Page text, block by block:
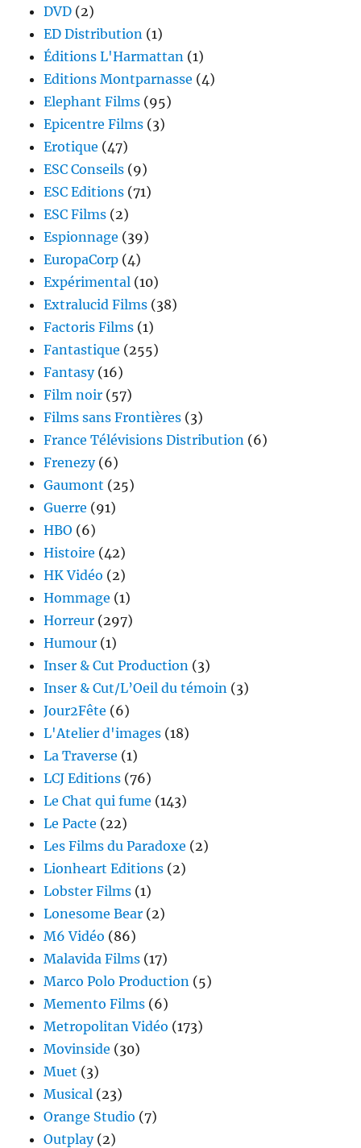
DVD (2)
ED Distribution (1)
Éditions L'Harmattan (1)
Editions Montparnasse (4)
Elephant Films (95)
Epicentre Films (3)
Erotique (47)
ESC Conseils (9)
ESC Editions (71)
ESC Films (2)
Espionnage (39)
EuropaCorp (4)
Expérimental (10)
Extralucid Films (38)
Factoris Films (1)
Fantastique (255)
Fantasy(16)
Film noir (57)
Films sans Frontières (3)
France Télévisions Distribution (6)
Frenezy(6)
Gaumont (25)
Guerre (91)
HBO (6)
Histoire (42)
HK Vidéo (2)
Hommage (1)
Horreur (297)
Humour (1)
Inser & Cut Production (3)
Inser & Cut/L’Oeil du témoin (3)
Jour2Fête (6)
L'Atelier d'images (18)
La Traverse (1)
LCJ Editions (76)
Le Chat qui fume (143)
Le Pacte (22)
Les Films du Paradoxe (2)
Lionheart Editions (2)
Lobster Films (1)
Lonesome Bear (2)
M6 Vidéo (86)
Malavida Films (17)
Marco Polo Production (5)
Memento Films (6)
Metropolitan Vidéo (173)
Movinside (30)
Muet (3)
Musical (23)
Orange Studio (7)
Outplay(2)